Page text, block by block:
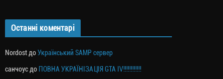
Останні коментарі
Nordost доУкраїнський SAMP сервер
санчоус до ПОВНА УКРАЇНІЗАЦІЯ GTA IV!!!!!!!!!!!!